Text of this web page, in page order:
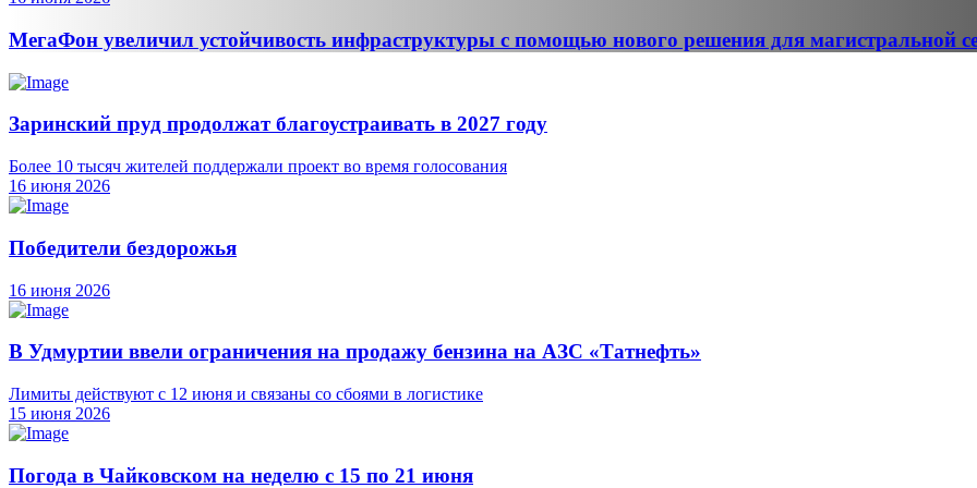
МегаФон увеличил устойчивость инфраструктуры с помощью нового решения для магистральной
Заринский пруд продолжат благоустраивать в 2027 году
Более 10 тысяч жителей поддержали проект во время голосования
16 июня 2026
Победители бездорожья
16 июня 2026
В Удмуртии ввели ограничения на продажу бензина на АЗС «Татнефть»
Лимиты действуют с 12 июня и связаны со сбоями в логистике
15 июня 2026
Погода в Чайковском на неделю с 15 по 21 июня